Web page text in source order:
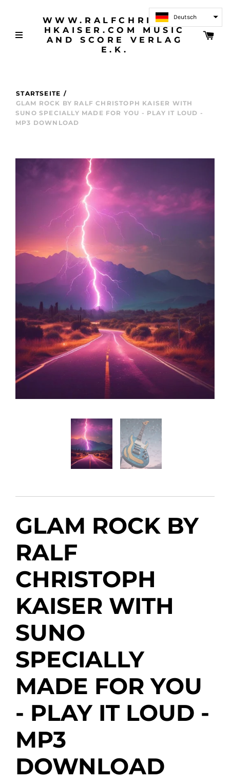
WWW.RALFCHRISTOP
HKAISER.COM MUSIC
AND SCORE VERLAG
E.K.
STARTSEITE /
GLAM ROCK BY RALF CHRISTOPH KAISER WITH
SUNO SPECIALLY MADE FOR YOU - PLAY IT LOUD -
MP3 DOWNLOAD
GLAM ROCK BY
RALF
CHRISTOPH
KAISER WITH
SUNO
SPECIALLY
MADE FOR YOU
- PLAY IT LOUD -
MP3
DOWNLOAD
Deutsch